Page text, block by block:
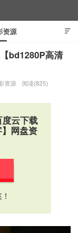

资源
bd1280P高清
资源 阅读(825)
云下载
】网盘资